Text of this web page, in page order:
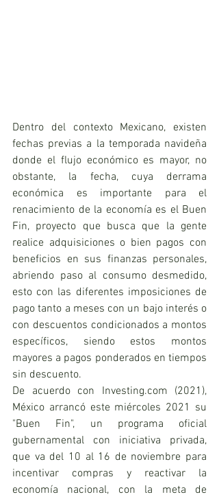
Dentro del contexto Mexicano, existen
fechas previas a la temporada navideña
donde el flujo económico es mayor, no
obstante, la fecha, cuya derrama
económica es importante para el
renacimiento de la economía es el Buen
Fin, proyecto que busca que la gente
realice adquisiciones o bien pagos con
beneficios en sus finanzas personales,
abriendo paso al consumo desmedido,
esto con las diferentes imposiciones de
pago tanto a meses con un bajo interés o
con descuentos condicionados a montos
específicos, siendo estos montos
mayores a pagos ponderados en tiempos
sin descuento.
De acuerdo con Investing.com (2021),
México arrancó este miércoles 2021 su
"Buen Fin", un programa oficial
gubernamental con iniciativa privada,
que va del 10 al 16 de noviembre para
incentivar compras y reactivar la
economía nacional, con la meta de